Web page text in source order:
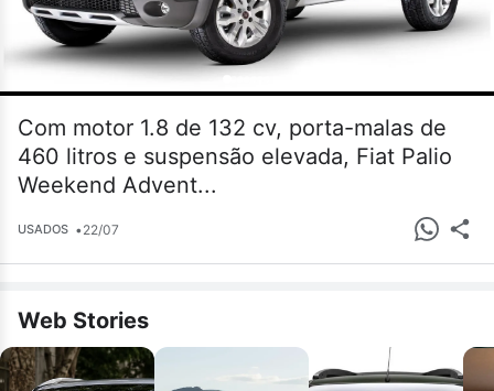
Com motor 1.8 de 132 cv, porta-malas de
460 litros e suspensão elevada, Fiat Palio
Weekend Advent...
USADOS •22/07
Web Stories